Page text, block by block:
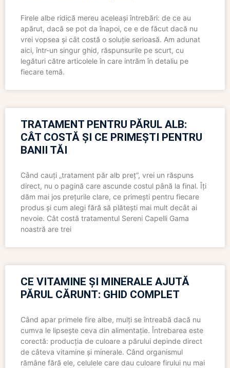
Firele albe ridică mereu aceleași întrebări: de ce au
apărut, dacă se pot da înapoi, ce e de făcut dacă nu
vrei vopsea și cât costă o soluție serioasă. Am adunat
aici, într-un singur ghid, răspunsurile pe scurt, cu
legături către articolele în care intrăm în detaliu pe
fiecare temă.
TRATAMENT PENTRU PĂRUL ALB:
CÂT COSTĂ ȘI CE PRIMEȘTI PENTRU
BANII TĂI
Când cauți „tratament păr alb preț”, vrei un răspuns
direct, nu o pagină care ascunde costul până la final. Îți
dăm mai jos prețurile clare, ce primești pentru fiecare
produs și cum alegi fără să plătești mai mult decât ai
nevoie. Cât costă tratamentul Sereni Capelli Gama
noastră are trei
CE VITAMINE ȘI MINERALE AJUTĂ
PĂRUL CĂRUNT: GHID COMPLET
Când apar primele fire albe, mulți se întreabă dacă nu
cumva le lipsește ceva din alimentație. Întrebarea este
corectă: producția de culoare a părului depinde direct
de câteva vitamine și minerale. Când organismul
rămâne fără ele, celulele care dau culoare firului nu mai